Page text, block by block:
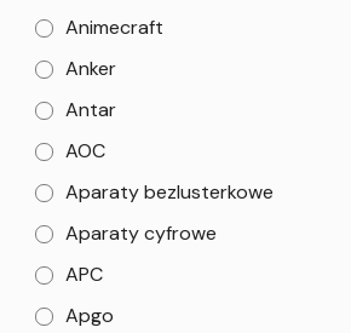
Animecraft
Anker
Antar
AOC
Aparaty bezlusterkowe
Aparaty cyfrowe
APC
Apgo